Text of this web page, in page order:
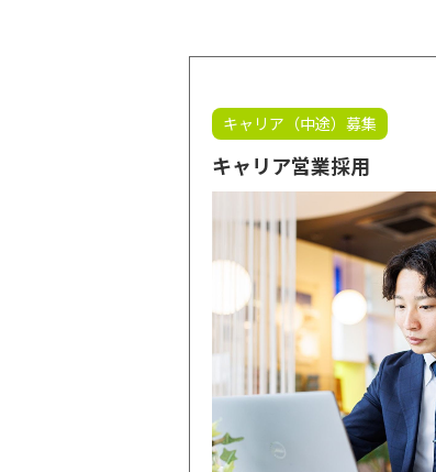
キャリア（中途）募集
キャリア営業採用